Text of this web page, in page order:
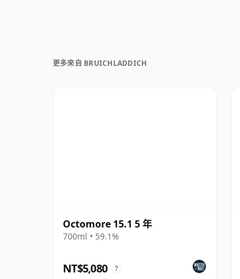
更多來自 BRUICHLADDICH
Octomore 15.1 5 年
700ml • 59.1%
NT$5,080 ?